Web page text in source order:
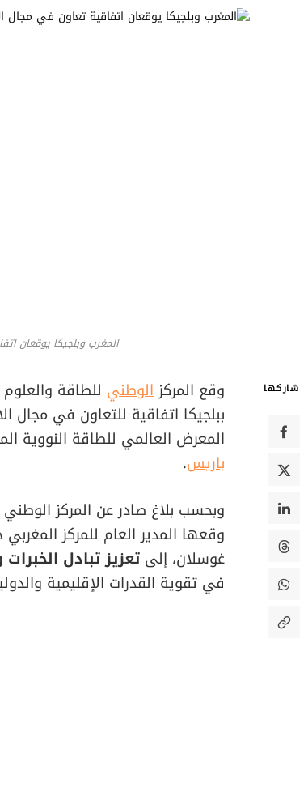
المغرب وبلجيكا يوقعان
شاركها وقع المركزالوطني للطاقة
ببلجيكا اتفاقية للتعاون في
المعرض العالمي للطاقة النووية المدنية المنعقد من 4
باريس.
وبحسب بلاغ صادر عن المركز الوطني
وقعها المدير العام للمركز المغربي
غوسلان، إلى تعزيز تبادل
في تقوية القدرات الإقليمية